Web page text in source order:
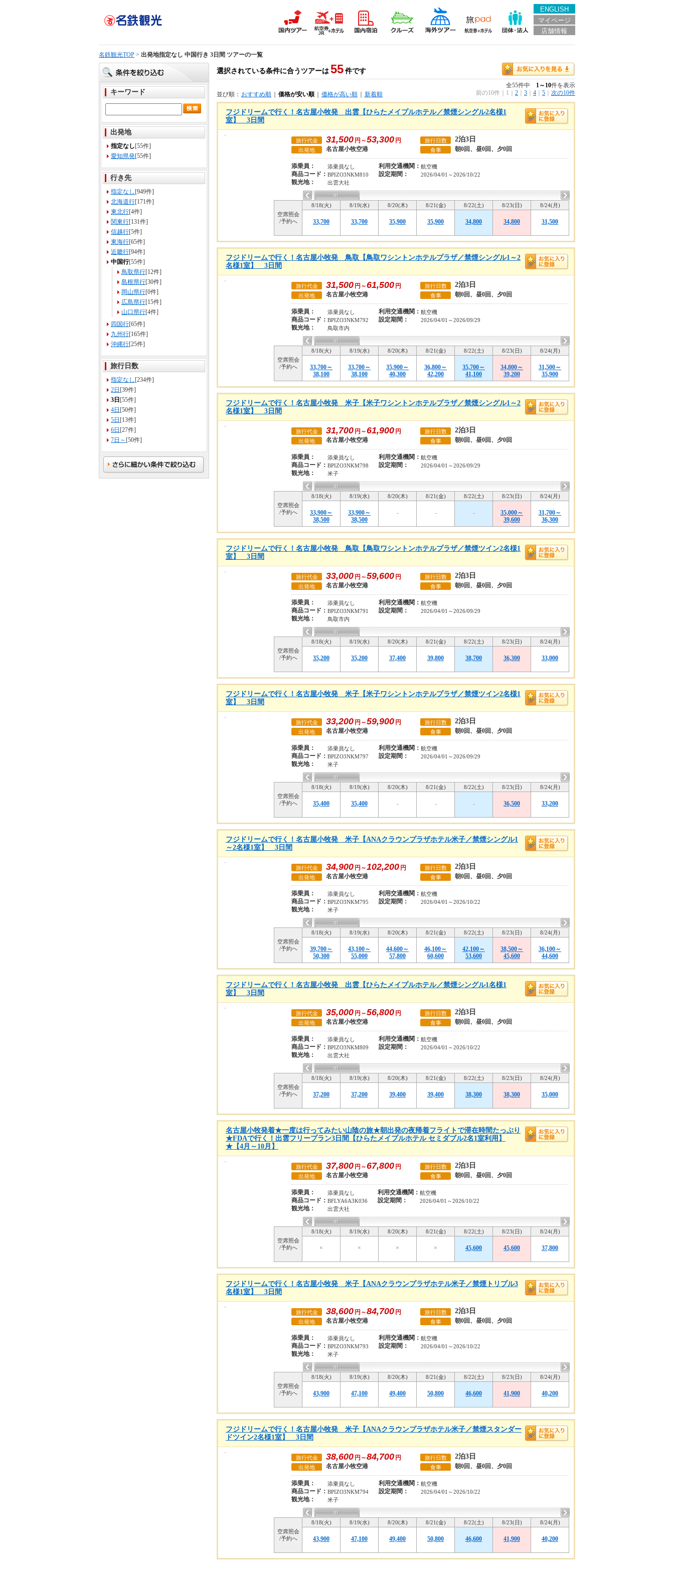
ENGLISH
マイページ
店舗情報
名鉄観光TOP > 出発地指定なし 中国行き 3日間 ツアーの一覧
キーワード
出発地
指定なし[55件]
愛知県発[55件]
行き先
指定なし [949件]
北海道行[171件]
東北行[4件]
関東行[131件]
信越行[5件]
東海行[65件]
近畿行[94件]
中国行[55件]
鳥取県行[12件]
島根県行[30件]
岡山県行[0件]
広島県行[15件]
山口県行[4件]
四国行[65件]
九州行[165件]
沖縄行[25件]
旅行日数
指定なし [234件]
2日 [39件]
3日 [55件]
4日 [50件]
5日 [13件]
6日 [27件]
7日～ [50件]
選択されている条件に合うツアーは 55 件です
並び順： おすすめ順 価格が安い順 価格が高い順 新着順
全55件中 1～10件を表示
前の10件
1 2 3 4 5 次の10件
フジドリームで行く！名古屋小牧発 出雲【ひらたメイプルホテル／禁煙シングル2名様1
室】 3日間
旅行代金 31,500 円～53,300 円 旅行日数 2泊3日
出発地 名古屋小牧空港 食事 朝0回、昼0回、夕0回
添乗員： 添乗員なし 利用交通機関： 航空機
商品コード： BPIZO3NKM810 設定期間： 2026/04/01～2026/10/22
観光地： 出雲大社
空席照会
/予約へ
8/18(火) 8/19(水) 8/20(木) 8/21(金) 8/22(土) 8/23(日) 8/24(月)
33,700 33,700 35,900 35,900 34,800 34,800 31,500
フジドリームで行く！名古屋小牧発 鳥取【鳥取ワシントンホテルプラザ／禁煙シングル1～2
名様1室】 3日間
旅行代金 31,500 円～61,500 円 旅行日数 2泊3日
出発地 名古屋小牧空港 食事 朝0回、昼0回、夕0回
添乗員： 添乗員なし 利用交通機関： 航空機
商品コード： BPIZO3NKM792 設定期間： 2026/04/01～2026/09/29
観光地： 鳥取市内
空席照会
/予約へ
8/18(火) 8/19(水) 8/20(木) 8/21(金) 8/22(土) 8/23(日) 8/24(月)
33,700～
38,100
33,700～
38,100
35,900～
40,300
36,800～
42,200
35,700～
41,100
34,800～
39,200
31,500～
35,900
フジドリームで行く！名古屋小牧発 米子【米子ワシントンホテルプラザ／禁煙シングル1～2
名様1室】 3日間
旅行代金 31,700 円～61,900 円 旅行日数 2泊3日
出発地 名古屋小牧空港 食事 朝0回、昼0回、夕0回
添乗員： 添乗員なし 利用交通機関： 航空機
商品コード： BPIZO3NKM798 設定期間： 2026/04/01～2026/09/29
観光地： 米子
空席照会
/予約へ
8/18(火) 8/19(水) 8/20(木) 8/21(金) 8/22(土) 8/23(日) 8/24(月)
33,900～
38,500
33,900～
38,500
- - -
35,000～
39,600
31,700～
36,300
フジドリームで行く！名古屋小牧発 鳥取【鳥取ワシントンホテルプラザ／禁煙ツイン2名様1
室】 3日間
旅行代金 33,000 円～59,600 円 旅行日数 2泊3日
出発地 名古屋小牧空港 食事 朝0回、昼0回、夕0回
添乗員： 添乗員なし 利用交通機関： 航空機
商品コード： BPIZO3NKM791 設定期間： 2026/04/01～2026/09/29
観光地： 鳥取市内
空席照会
/予約へ
8/18(火) 8/19(水) 8/20(木) 8/21(金) 8/22(土) 8/23(日) 8/24(月)
35,200 35,200 37,400 39,800 38,700 36,300 33,000
フジドリームで行く！名古屋小牧発 米子【米子ワシントンホテルプラザ／禁煙ツイン2名様1
室】 3日間
旅行代金 33,200 円～59,900 円 旅行日数 2泊3日
出発地 名古屋小牧空港 食事 朝0回、昼0回、夕0回
添乗員： 添乗員なし 利用交通機関： 航空機
商品コード： BPIZO3NKM797 設定期間： 2026/04/01～2026/09/29
観光地： 米子
空席照会
/予約へ
8/18(火) 8/19(水) 8/20(木) 8/21(金) 8/22(土) 8/23(日) 8/24(月)
35,400 35,400 - - - 36,500 33,200
フジドリームで行く！名古屋小牧発 米子【ANAクラウンプラザホテル米子／禁煙シングル1
～2名様1室】 3日間
旅行代金 34,900 円～102,200 円 旅行日数 2泊3日
出発地 名古屋小牧空港 食事 朝0回、昼0回、夕0回
添乗員： 添乗員なし 利用交通機関： 航空機
商品コード： BPIZO3NKM795 設定期間： 2026/04/01～2026/10/22
観光地： 米子
空席照会
/予約へ
8/18(火) 8/19(水) 8/20(木) 8/21(金) 8/22(土) 8/23(日) 8/24(月)
39,700～
50,300
43,100～
55,000
44,600～
57,800
46,100～
60,600
42,100～
53,600
38,500～
45,600
36,100～
44,600
フジドリームで行く！名古屋小牧発 出雲【ひらたメイプルホテル／禁煙シングル1名様1
室】 3日間
旅行代金 35,000 円～56,800 円 旅行日数 2泊3日
出発地 名古屋小牧空港 食事 朝0回、昼0回、夕0回
添乗員： 添乗員なし 利用交通機関： 航空機
商品コード： BPIZO3NKM809 設定期間： 2026/04/01～2026/10/22
観光地： 出雲大社
空席照会
/予約へ
8/18(火) 8/19(水) 8/20(木) 8/21(金) 8/22(土) 8/23(日) 8/24(月)
37,200 37,200 39,400 39,400 38,300 38,300 35,000
名古屋小牧発着★一度は行ってみたい山陰の旅★朝出発の夜帰着フライトで滞在時間たっぷり
★FDAで行く！出雲フリープラン3日間【ひらたメイプルホテル セミダブル2名1室利用】
★【4月～10月】
旅行代金 37,800 円～67,800 円 旅行日数 2泊3日
出発地 名古屋小牧空港 食事 朝0回、昼0回、夕0回
添乗員： 添乗員なし 利用交通機関： 航空機
商品コード： BFLYA6A3K036 設定期間： 2026/04/01～2026/10/22
観光地： 出雲大社
空席照会
/予約へ
8/18(火) 8/19(水) 8/20(木) 8/21(金) 8/22(土) 8/23(日) 8/24(月)
× × × × 45,600 45,600 37,800
フジドリームで行く！名古屋小牧発 米子【ANAクラウンプラザホテル米子／禁煙トリプル3
名様1室】 3日間
旅行代金 38,600 円～84,700 円 旅行日数 2泊3日
出発地 名古屋小牧空港 食事 朝0回、昼0回、夕0回
添乗員： 添乗員なし 利用交通機関： 航空機
商品コード： BPIZO3NKM793 設定期間： 2026/04/01～2026/10/22
観光地： 米子
空席照会
/予約へ
8/18(火) 8/19(水) 8/20(木) 8/21(金) 8/22(土) 8/23(日) 8/24(月)
43,900 47,100 49,400 50,800 46,600 41,900 40,200
フジドリームで行く！名古屋小牧発 米子【ANAクラウンプラザホテル米子／禁煙スタンダー
ドツイン2名様1室】 3日間
旅行代金 38,600 円～84,700 円 旅行日数 2泊3日
出発地 名古屋小牧空港 食事 朝0回、昼0回、夕0回
添乗員： 添乗員なし 利用交通機関： 航空機
商品コード： BPIZO3NKM794 設定期間： 2026/04/01～2026/10/22
観光地： 米子
空席照会
/予約へ
8/18(火) 8/19(水) 8/20(木) 8/21(金) 8/22(土) 8/23(日) 8/24(月)
43,900 47,100 49,400 50,800 46,600 41,900 40,200